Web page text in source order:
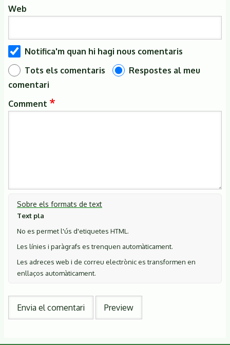
Web
Notifica'm quan hi hagi nous comentaris
Tots els comentaris
Respostes al meu
comentari
Comment
Sobre els formats de text
Text pla
No es permet l'ús d'etiquetes HTML.
Les línies i paràgrafs es trenquen automàticament.
Les adreces web i de correu electrònic es transformen en
enllaços automàticament.